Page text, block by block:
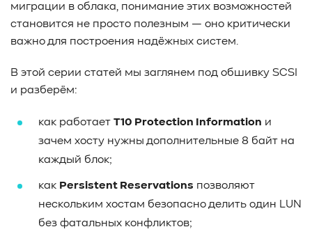
#Scality ADI
#S3 over RDMA
#GPU-Direct
#Guardian
#MCP-интеграция
#Киберустойчивость
#Резервное копирование
#управление СХД
#EPO-safe cache
#ArmorCache
#Western Digital OptiNAND
##checkpoint
#Безопасность
#SMR
#Shingled Magnetic Recording
#NAS
#DM-SMR
миграции в облака, понимание этих возможностей
становится не просто полезным — оно критически
важно для построения надёжных систем.
В этой серии статей мы заглянем под обшивку SCSI
и разберём:
как работает T10 Protection Information и
зачем хосту нужны дополнительные 8 байт на
каждый блок;
как Persistent Reservations позволяют
нескольким хостам безопасно делить один LUN
без фатальных конфликтов;